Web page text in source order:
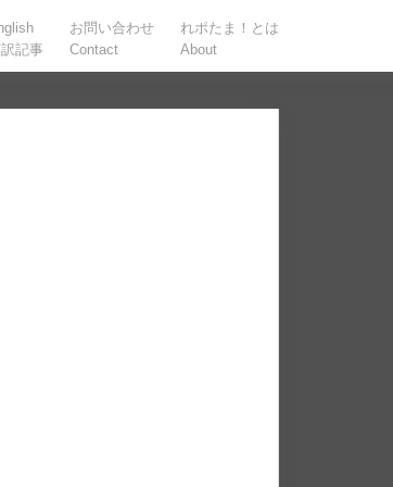
記事
お問い合わせ
Contact
れポたま！とは
About